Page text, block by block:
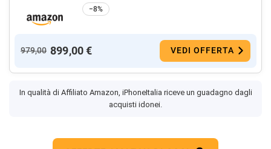
−8%
979,00 899,00 € VEDI OFFERTA
In qualità di Affiliato Amazon, iPhoneItalia riceve un guadagno dagli
acquisti idonei.